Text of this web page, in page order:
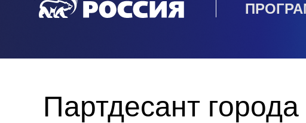
Партдесант